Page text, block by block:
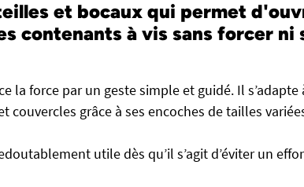
et bocaux qui permet
contenants à vis sans forcer ni
la force par un geste simple et guidé. Il s’adapte
grâce à ses encoches de tailles
utile dès qu’il s’agit d’éviter un